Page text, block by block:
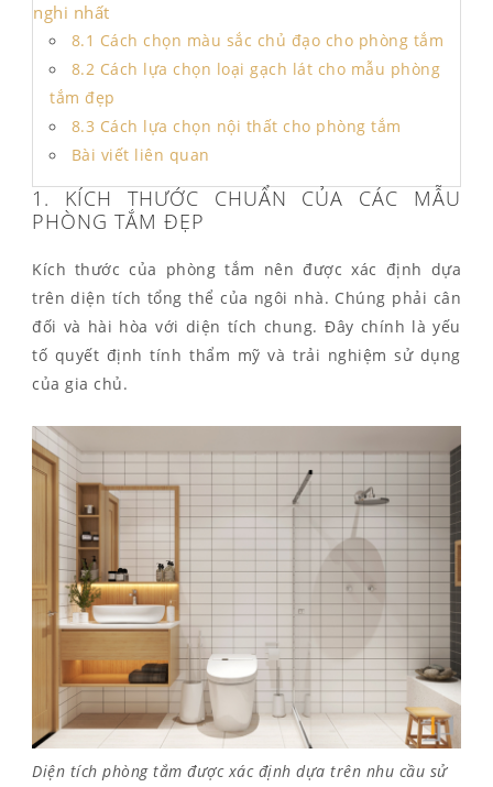
nghi nhất
8.1 Cách chọn màu sắc chủ đạo cho phòng tắm
8.2 Cách lựa chọn loại gạch lát cho mẫu phòng
tắm đẹp
8.3 Cách lựa chọn nội thất cho phòng tắm
Bài viết liên quan
1. KÍCH THƯỚC CHUẨN CỦA CÁC MẪU
PHÒNG TẮM ĐẸP
Kích thước của phòng tắm nên được xác định dựa
trên diện tích tổng thể của ngôi nhà. Chúng phải cân
đối và hài hòa với diện tích chung. Đây chính là yếu
tố quyết định tính thẩm mỹ và trải nghiệm sử dụng
của gia chủ.
Diện tích phòng tắm được xác định dựa trên nhu cầu sử